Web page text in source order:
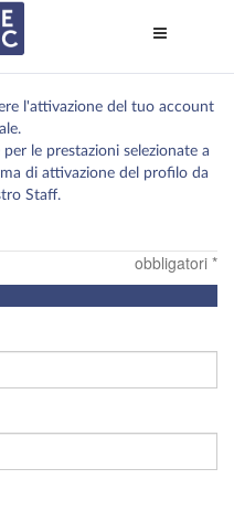
di
l'attivazione del tuo account
le prestazioni selezionate a
di attivazione del profilo da
Staff.
obbligatori *